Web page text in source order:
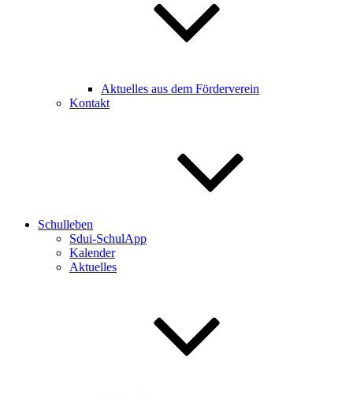
Aktuelles aus dem Förderverein
Kontakt
Schulleben
Sdui-SchulApp
Kalender
Aktuelles